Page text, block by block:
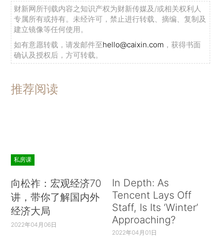
财新网所刊载内容之知识产权为财新传媒及/或相关权利人
专属所有或持有。未经许可，禁止进行转载、摘编、复制及
建立镜像等任何使用。
如有意愿转载，请发邮件至hello@caixin.com ，获得书面
确认及授权后，方可转载。
推荐阅读
私房课
向松祚：宏观经济70
讲，带你了解国内外
经济大局
2022年04月06日
In Depth: As
Tencent Lays Off
Staff, Is Its ‘Winter’
Approaching?
2022年04月01日